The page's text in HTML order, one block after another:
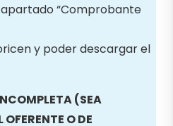
“Comprobante
y poder descargar el
(SEA
O DE